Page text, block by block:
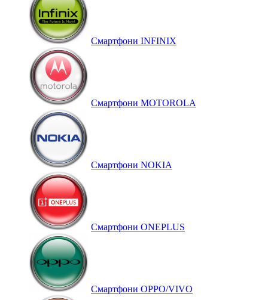
Смартфони INFINIX
Смартфони MOTOROLA
Смартфони NOKIA
Смартфони ONEPLUS
Смартфони OPPO/VIVO